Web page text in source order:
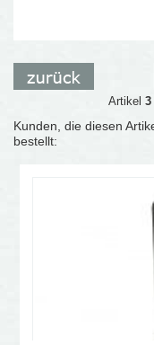
Artikel
Kunden, die diesen
bestellt: